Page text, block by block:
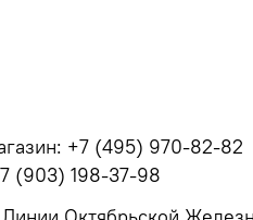
+7 (495) 970-82-82
(903) 198-37-98